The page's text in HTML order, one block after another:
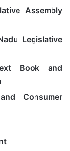
Assembly
Legislative
Book and
Consumer